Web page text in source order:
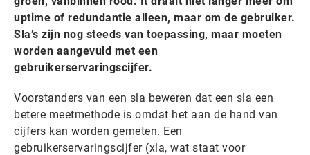
uptime of redundantie alleen, maar om de gebruiker.
Sla’s zijn nog steeds van toepassing, maar moeten
worden aangevuld met een
gebruikerservaringscijfer.
Voorstanders van een sla beweren dat een sla een
betere meetmethode is omdat het aan de hand van
cijfers kan worden gemeten. Een
gebruikerservaringscijfer (xla, wat staat voor